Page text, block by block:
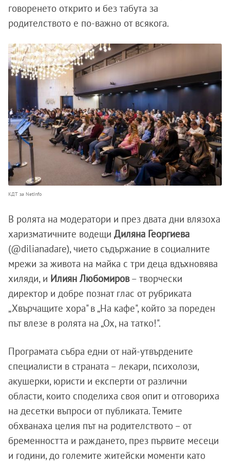
говоренето открито и без табута за
родителството е по-важно от всякога.
КДТ за NetInfo
В ролята на модератори и през двата дни влязоха
харизматичните водещи Диляна Георгиева
(@dilianadare), чието съдържание в социалните
мрежи за живота на майка с три деца вдъхновява
хиляди, и Илиян Любомиров– творчески
директор и добре познат глас от рубриката
„Хвърчащите хора" в „На кафе", който за пореден
път влезе в ролята на „Ох, на татко!".
Програмата събра едни от най-утвърдените
специалисти в страната – лекари, психолози,
акушерки, юристи и експерти от различни
области, които споделиха своя опит и отговориха
на десетки въпроси от публиката. Темите
обхванаха целия път на родителството – от
бременността и раждането, през първите месеци
и години, до големите житейски моменти като